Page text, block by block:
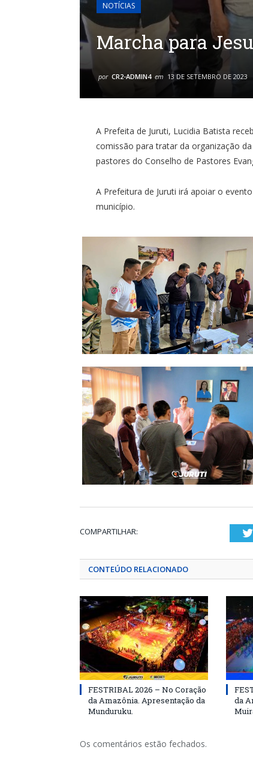
NOTÍCIAS
Marcha para
por CR2-ADMIN4 em 13 DE SETEMBRO DE 2023
A Prefeita de Juruti, Lucidia Batista
comissão para tratar da organização
pastores do Conselho de Pastores
A Prefeitura de Juruti irá apoiar o
município.
COMPARTILHAR:
CONTEÚDO RELACIONADO
FESTRIBAL 2026 – No Coração
da Amazônia. Apresentação da
Munduruku.
da
Os comentários estão fechados.